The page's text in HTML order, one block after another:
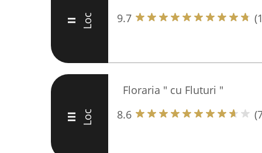
II Loc
9.7
III Loc
Floraria " cu Fluturi "
8.6